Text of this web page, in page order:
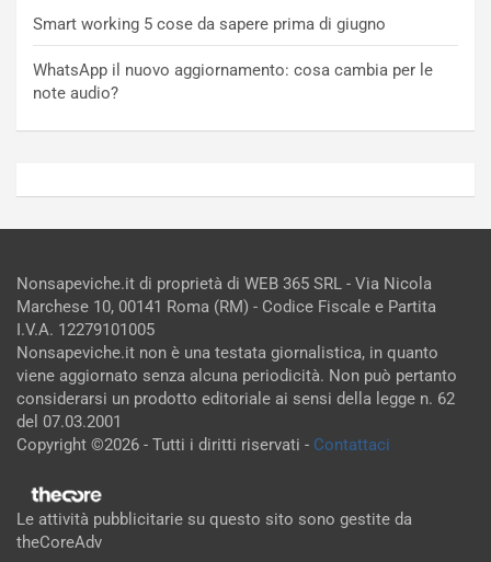
Smart working 5 cose da sapere prima di giugno
WhatsApp il nuovo aggiornamento: cosa cambia per le
note audio?
Nonsapeviche.it di proprietà di WEB 365 SRL - Via Nicola
Marchese 10, 00141 Roma (RM) - Codice Fiscale e Partita
I.V.A. 12279101005
Nonsapeviche.it non è una testata giornalistica, in quanto
viene aggiornato senza alcuna periodicità. Non può pertanto
considerarsi un prodotto editoriale ai sensi della legge n. 62
del 07.03.2001
Copyright ©2026 - Tutti i diritti riservati - Contattaci
Le attività pubblicitarie su questo sito sono gestite da
theCoreAdv